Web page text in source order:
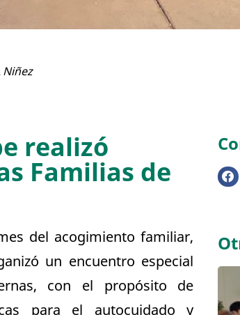
Niñez
realizó
Familias de
del acogimiento familiar,
un encuentro especial
con el propósito de
para el autocuidado y